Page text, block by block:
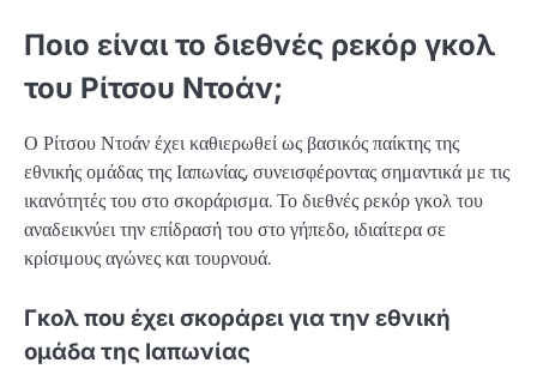
Ποιο είναι το διεθνές ρεκόρ γκολ
του Ρίτσου Ντοάν;
Ο Ρίτσου Ντοάν έχει καθιερωθεί ως βασικός παίκτης της
εθνικής ομάδας της Ιαπωνίας, συνεισφέροντας σημαντικά με τις
ικανότητές του στο σκοράρισμα. Το διεθνές ρεκόρ γκολ του
αναδεικνύει την επίδρασή του στο γήπεδο, ιδιαίτερα σε
κρίσιμους αγώνες και τουρνουά.
Γκολ που έχει σκοράρει για την εθνική
ομάδα της Ιαπωνίας